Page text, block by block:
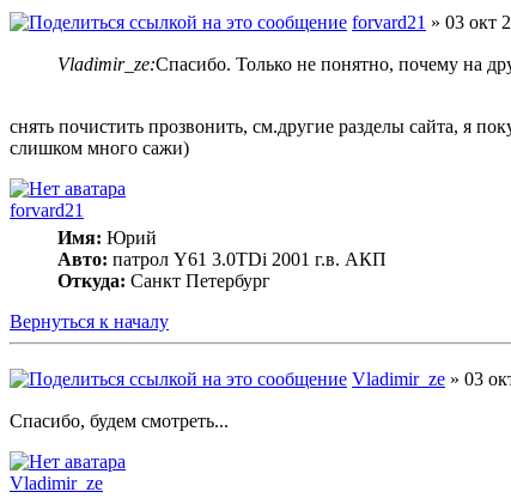
forvard21 » 03 окт
Vladimir_ze:Спасибо. Только не понятно, почему на
снять почистить прозвонить, см.другие разделы сайта, я
слишком много сажи)
forvard21
Имя: Юрий
Авто: патрол Y61 3.0TDi 2001 г.в. АКП
Откуда: Cанкт Петербург
Вернуться к началу
Vladimir_ze » 03
Спасибо, будем смотреть...
Vladimir_ze